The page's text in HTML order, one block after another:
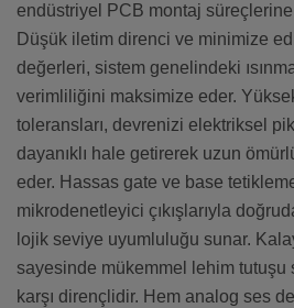
endüstriyel PCB montaj
Düşük iletim direnci ve minimize
değerleri, sistem genelindeki
verimliliğini maksimize eder.
toleransları, devrenizi elektriksel
dayanıklı hale getirerek uzun
eder. Hassas gate ve base
mikrodenetleyici çıkışlarıyla
lojik seviye uyumluluğu sunar.
sayesinde mükemmel lehim tutuşu
karşı dirençlidir. Hem analog ses